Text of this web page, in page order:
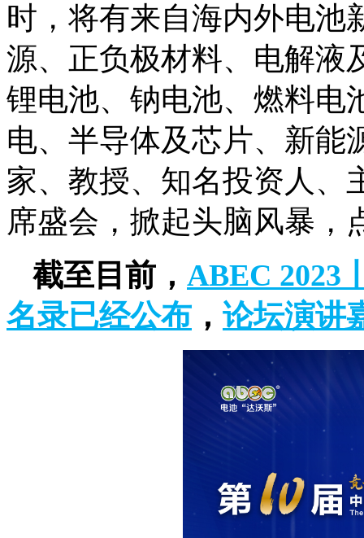
时，将有来自海内外电池
源、正负极材料、电解液
锂电池、钠电池、燃料电
电、半导体及芯片、新能
家、教授、知名投资人、
席盛会，掀起头脑风暴，
截至目前， ABEC 2023
名录已经公布 ， 论坛演讲